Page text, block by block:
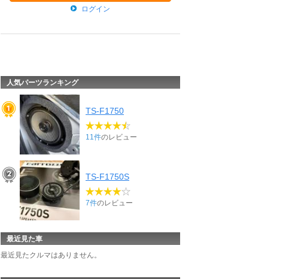
ログイン
人気パーツランキング
TS-F1750
11件のレビュー
TS-F1750S
7件のレビュー
最近見た車
最近見たクルマはありません。